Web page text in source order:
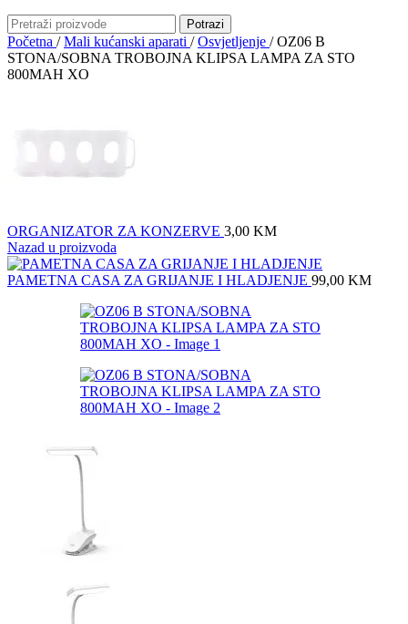
Potrazi
Početna / Mali kućanski aparati / Osvjetljenje / OZ06 B
STONA/SOBNA TROBOJNA KLIPSA LAMPA ZA STO
800MAH XO
ORGANIZATOR ZA KONZERVE 3,00 KM
Nazad u proizvoda
PAMETNA CASA ZA GRIJANJE I HLADJENJE 99,00 KM